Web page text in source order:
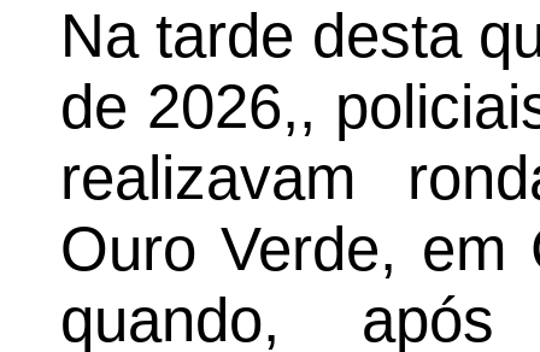
Na tarde desta
de 2026,,
realizavam
Ouro Verde, em
quando, após